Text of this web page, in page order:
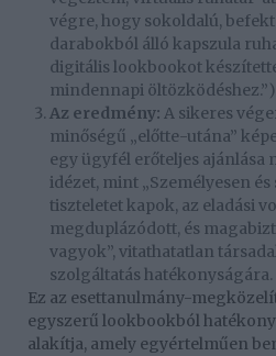
végre, hogy sokoldalú,
darabokból álló kapszula
digitális lookbookot
mindennapi öltözködéshez.”).
Az eredmény: A sikeres
minőségű „előtte-utána”
egy ügyfél erőteljes ajánlása
idézet, mint „Személyesen
tiszteletet kapok, az eladási
megduplázódott, és
vagyok”, vitathatatlan
szolgáltatás hatékonyságára.
Ez az esettanulmány-
egyszerű lookbookból
alakítja, amely egyértelműen